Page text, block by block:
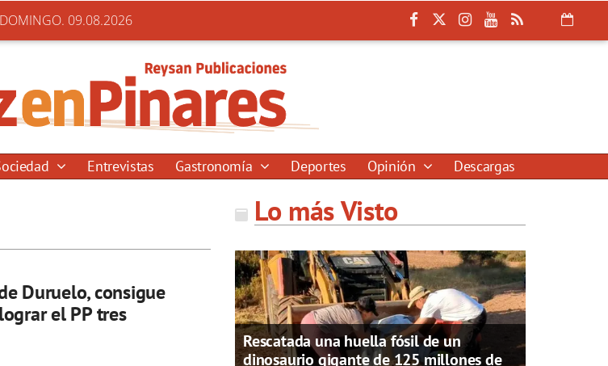
DOMINGO. 09.08.2026
Entrevistas Gastronomía Deportes Opinión Descargas
Duruelo, consigue
el PP tres
Lo más Visto
Rescatada una huella fósil de un
dinosaurio gigante de 125 millones de